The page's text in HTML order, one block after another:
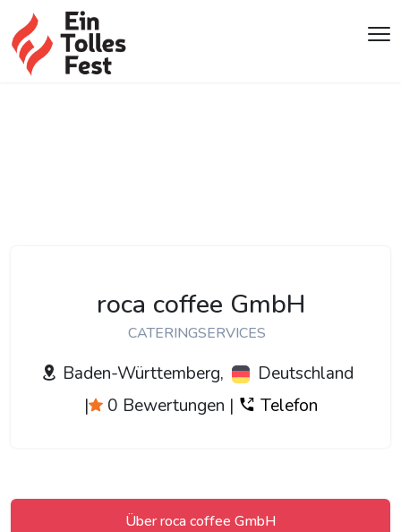
roca coffee GmbH
CATERINGSERVICES
Baden-Württemberg,
Deutschland
|
0 Bewertungen | Telefon
Über roca coffee GmbH